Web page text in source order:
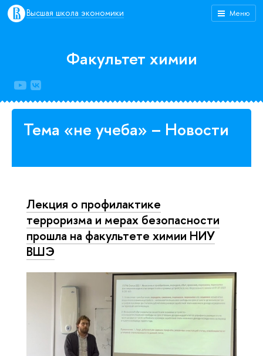
Меню
Высшая школа экономики
Факультет химии
Тема «не учеба» – Новости
Лекция о профилактике
терроризма и мерах безопасности
прошла на факультете химии НИУ
ВШЭ